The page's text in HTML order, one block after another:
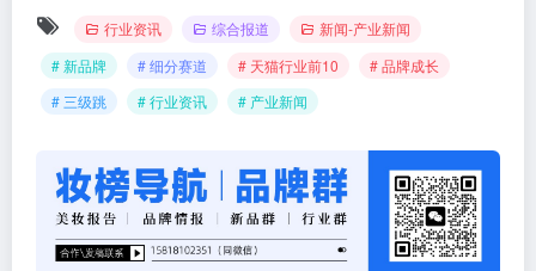
行业资讯 综合报道
新闻-产业新闻
# 新品牌
# 细分赛道 # 天猫行业前10
# 品牌成长
# 三级跳
# 行业资讯 # 产业新闻